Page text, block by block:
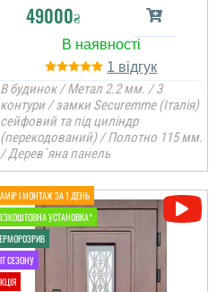
49000₴
1
В будинок / Метал 2.2 мм. / 3
контури / замки Securemme (Італія)
сейфовий та під циліндр
(перекодований) / Полотно 115 мм.
/ Дерев`яна панель